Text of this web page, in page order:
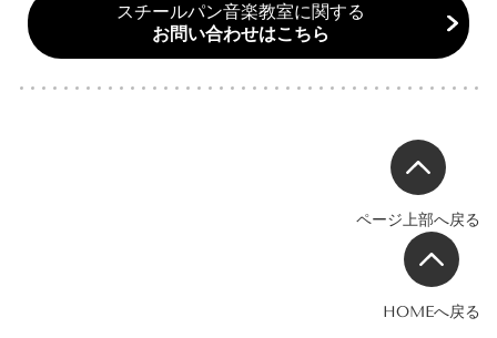
スチールパン音楽教室に関する
お問い合わせはこちら
ページ上部へ戻る
HOMEへ戻る